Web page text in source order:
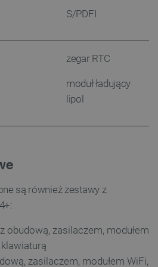
S/PDFI
zegar RTC
moduł ładujący
lipol
są również zestawy z
z obudową, zasilaczem, modułem
zasilaczem, modułem WiFi,
botland.com.pl